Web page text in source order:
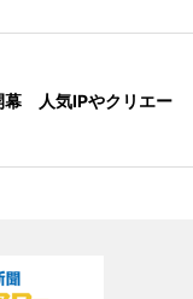
幕 人気IPやクリエー